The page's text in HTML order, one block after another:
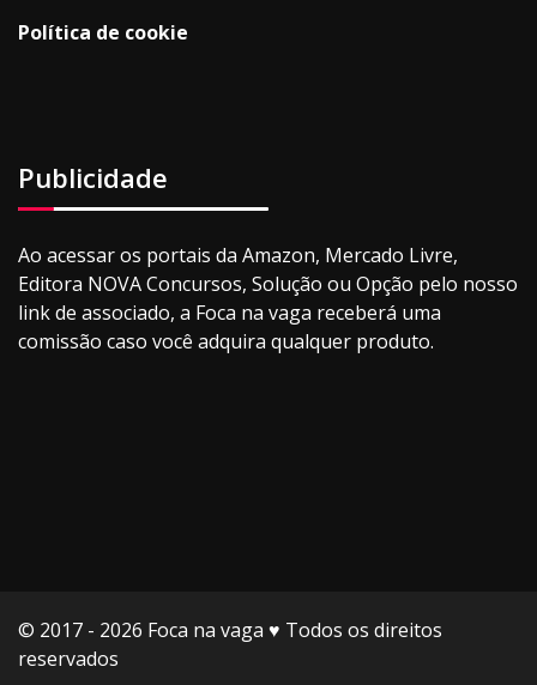
Política de cookie
Publicidade
Ao acessar os portais da Amazon, Mercado Livre,
Editora NOVA Concursos, Solução ou Opção pelo nosso
link de associado, a Foca na vaga receberá uma
comissão caso você adquira qualquer produto.
© 2017 - 2026 Foca na vaga ♥️ Todos os direitos
reservados